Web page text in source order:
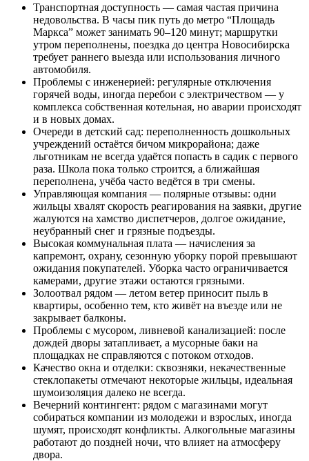
Транспортная доступность — самая частая причина
недовольства. В часы пик путь до метро “Площадь
Маркса” может занимать 90–120 минут; маршрутки
утром переполнены, поездка до центра Новосибирска
требует раннего выезда или использования личного
автомобиля.
Проблемы с инженерией: регулярные отключения
горячей воды, иногда перебои с электричеством — у
комплекса собственная котельная, но аварии происходят
и в новых домах.
Очереди в детский сад: переполненность дошкольных
учреждений остаётся бичом микрорайона; даже
льготникам не всегда удаётся попасть в садик с первого
раза. Школа пока только строится, а ближайшая
переполнена, учёба часто ведётся в три смены.
Управляющая компания — полярные отзывы: одни
жильцы хвалят скорость реагирования на заявки, другие
жалуются на хамство диспетчеров, долгое ожидание,
неубранный снег и грязные подъезды.
Высокая коммунальная плата — начисления за
капремонт, охрану, сезонную уборку порой превышают
ожидания покупателей. Уборка часто ограничивается
камерами, другие этажи остаются грязными.
Золоотвал рядом — летом ветер приносит пыль в
квартиры, особенно тем, кто живёт на въезде или не
закрывает балконы.
Проблемы с мусором, ливневой канализацией: после
дождей дворы затапливает, а мусорные баки на
площадках не справляются с потоком отходов.
Качество окна и отделки: сквозняки, некачественные
стеклопакеты отмечают некоторые жильцы, идеальная
шумоизоляция далеко не всегда.
Вечерний контингент: рядом с магазинами могут
собираться компании из молодежи и взрослых, иногда
шумят, происходят конфликты. Алкогольные магазины
работают до поздней ночи, что влияет на атмосферу
двора.